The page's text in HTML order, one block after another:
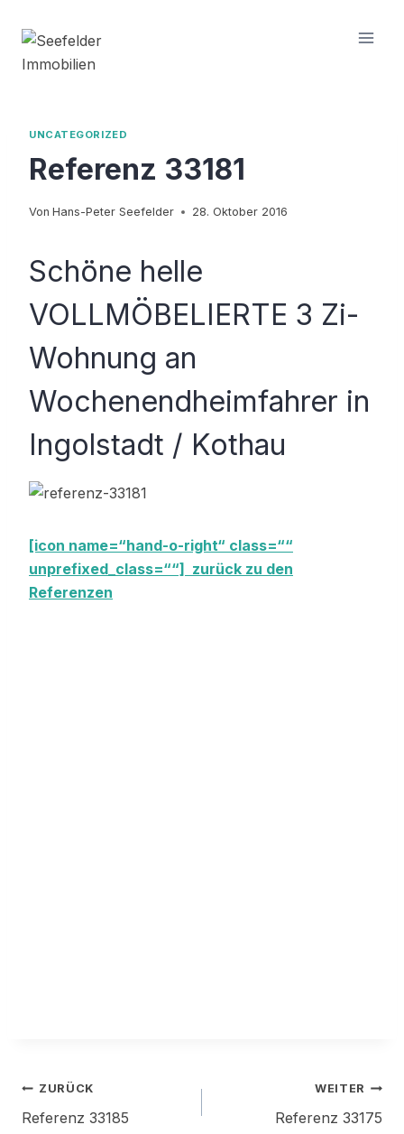
Inhalt
springen
UNCATEGORIZED
Referenz 33181
Von Hans-Peter Seefelder 28. Oktober 2016
Schöne helle
VOLLMÖBELIERTE 3 Zi-
Wohnung an
Wochenendheimfahrer in
Ingolstadt / Kothau
[icon name=“hand-o-right“ class=““
unprefixed_class=““] zurück zu den
Referenzen
Beitragsnavigation
ZURÜCK
Referenz 33185
WEITER
Referenz 33175